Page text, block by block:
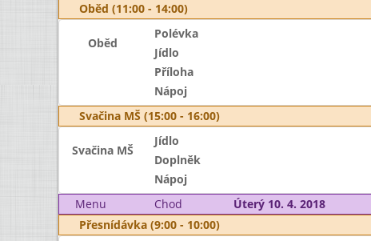
Oběd (11:00 - 14:00)
Oběd
Polévka
Jídlo
Příloha
Nápoj
Svačina MŠ (15:00 - 16:00)
Svačina MŠ
Jídlo
Doplněk
Nápoj
Menu
Chod Úterý 10. 4. 2018
Přesnídávka (9:00 - 10:00)